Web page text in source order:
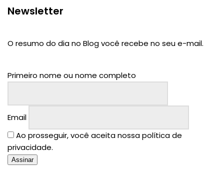
Newsletter
O resumo do dia no Blog você recebe no seu e-mail.
Primeiro nome ou nome completo
Email
Ao prosseguir, você aceita nossa política de
privacidade.